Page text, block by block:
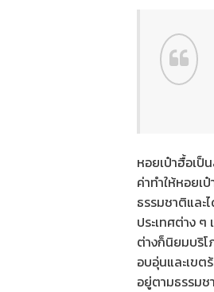
หอยเป๋าฮื้อเป็
ค่าทำให้หอยเ
ธรรมชาติและ
ประเทศต่าง
ต่างก็นิยมบริ
อบอุ่นและเขต
อยู่ตามธรรมช